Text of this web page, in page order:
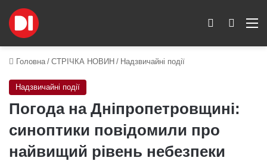
Пошук
Switch skin
Головна / СТРІЧКА НОВИН / Надзвичайні події
Надзвичайні події
Погода на Дніпропетровщині:
синоптики повідомили про
найвищий рівень небезпеки